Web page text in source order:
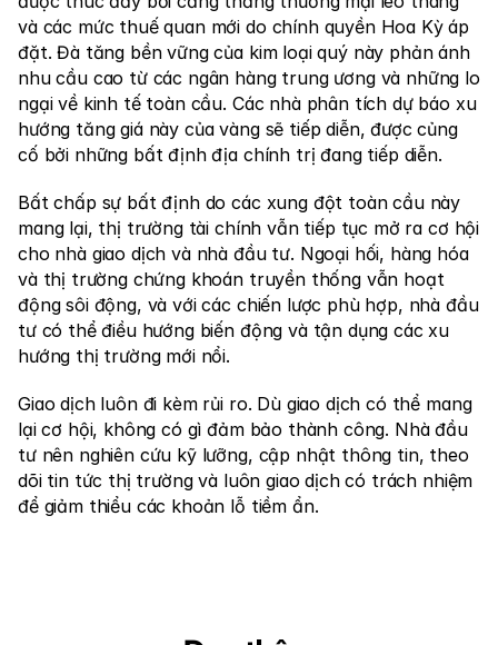
và các mức thuế quan mới do chính quyền Hoa Kỳ áp
đặt. Đà tăng bền vững của kim loại quý này phản ánh
nhu cầu cao từ các ngân hàng trung ương và những lo
ngại về kinh tế toàn cầu. Các nhà phân tích dự báo xu
hướng tăng giá này của vàng sẽ tiếp diễn, được củng
cố bởi những bất định địa chính trị đang tiếp diễn.
Bất chấp sự bất định do các xung đột toàn cầu này
mang lại, thị trường tài chính vẫn tiếp tục mở ra cơ hội
cho nhà giao dịch và nhà đầu tư. Ngoại hối, hàng hóa
và thị trường chứng khoán truyền thống vẫn hoạt
động sôi động, và với các chiến lược phù hợp, nhà đầu
tư có thể điều hướng biến động và tận dụng các xu
hướng thị trường mới nổi.
Giao dịch luôn đi kèm rủi ro. Dù giao dịch có thể mang
lại cơ hội, không có gì đảm bảo thành công. Nhà đầu
tư nên nghiên cứu kỹ lưỡng, cập nhật thông tin, theo
dõi tin tức thị trường và luôn giao dịch có trách nhiệm
để giảm thiểu các khoản lỗ tiềm ẩn.